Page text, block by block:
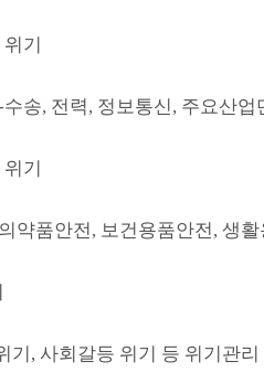
기
송, 전력, 정보통신, 주요산
기
약품안전, 보건용품안전, 생
기, 사회갈등 위기 등 위기관